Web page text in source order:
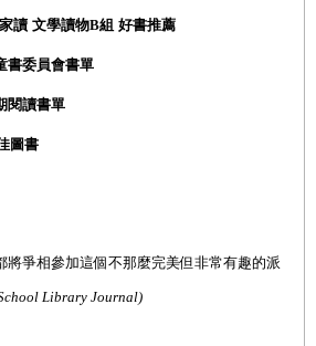
讀 文學讀物B組 好書推薦
書委員會書單
閱讀書單
圖書
將爭相參加這個不那麼完美但非常有趣的派
Library Journal)